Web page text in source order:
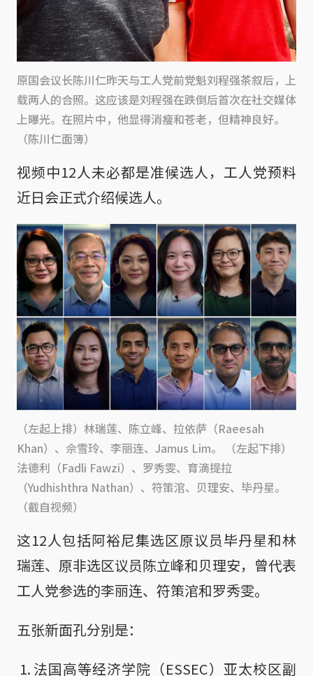
原国会议长陈川仁昨天与工人党前党魁刘程强茶叙后，上
载两人的合照。这应该是刘程强在跌倒后首次在社交媒体
上曝光。在照片中，他显得消瘦和苍老，但精神良好。
（陈川仁面簿）
视频中12人未必都是准候选人，工人党预料
近日会正式介绍候选人。
（左起上排）林瑞莲、陈立峰、拉依萨（Raeesah
Khan）、佘雪玲、李丽连、Jamus Lim。 （左起下排）
法德利（Fadli Fawzi）、罗秀雯、育滴提拉
（Yudhishthra Nathan）、符策涫、贝理安、毕丹星。
（截自视频）
这12人包括阿裕尼集选区原议员毕丹星和林
瑞莲、原非选区议员陈立峰和贝理安，曾代表
工人党参选的李丽连、符策涫和罗秀雯。
五张新面孔分别是：
法国高等经济学院（ESSEC）亚太校区副